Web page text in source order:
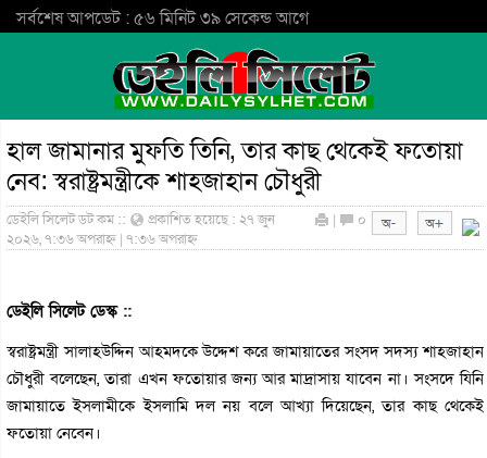
সর্বশেষ আপডেট : ৫৬ মিনিট ৩৯ সেকেন্ড আগে
হাল জামানার মুফতি তিনি, তার কাছ থেকেই ফতোয়া
নেব: স্বরাষ্ট্রমন্ত্রীকে শাহজাহান চৌধুরী
ডেইলি সিলেট ডট কম ::
প্রকাশিত হয়েছে : ২৭ জুন
২০২৬, ৭:৩৬ অপরাহ্ন | ৭:৩৬ অপরাহ্ন
| ০
ডেইলি সিলেট ডেস্ক ::
স্বরাষ্ট্রমন্ত্রী সালাহউদ্দিন আহমদকে উদ্দেশ করে জামায়াতের সংসদ সদস্য শাহজাহান
চৌধুরী বলেছেন, তারা এখন ফতোয়ার জন্য আর মাদ্রাসায় যাবেন না। সংসদে যিনি
জামায়াতে ইসলামীকে ইসলামি দল নয় বলে আখ্যা দিয়েছেন, তার কাছ থেকেই
ফতোয়া নেবেন।